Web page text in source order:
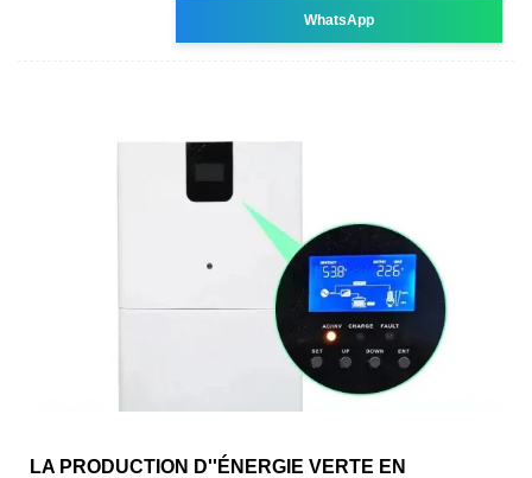
WhatsApp
LA PRODUCTION D''ÉNERGIE VERTE EN